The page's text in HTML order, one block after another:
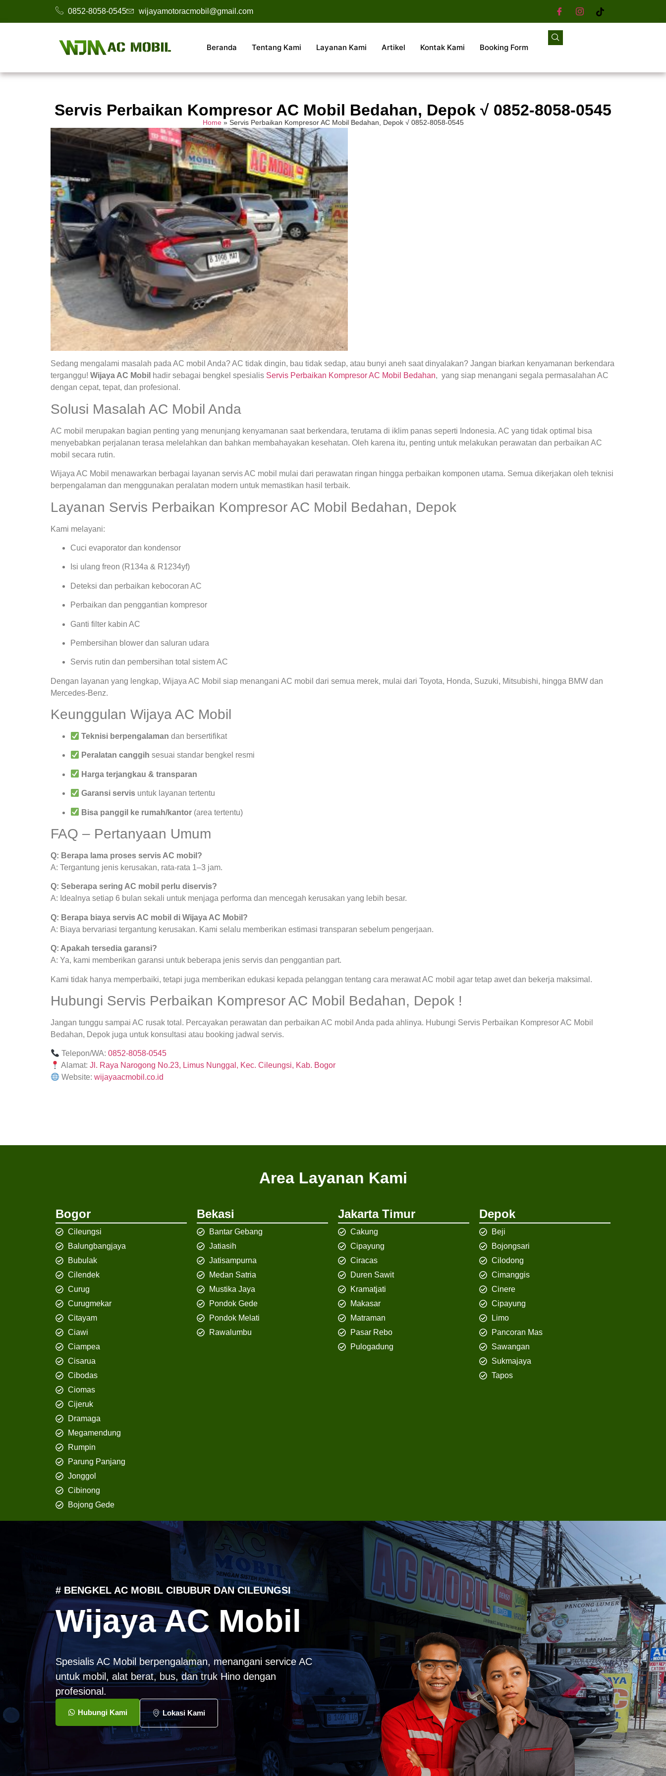
0852-8058-0545 wijayamotoracmobil@gmail.com
Beranda Tentang Kami Layanan Kami Artikel Kontak Kami Booking Form
Servis Perbaikan Kompresor AC Mobil Bedahan, Depok √ 0852-8058-0545
Home» Servis Perbaikan Kompresor AC Mobil Bedahan, Depok √ 0852-8058-0545
Sedang mengalami masalah pada AC mobil Anda? AC tidak dingin, bau tidak sedap, atau bunyi aneh saat dinyalakan? Jangan biarkan kenyamanan berkendara
terganggu! Wijaya AC Mobil hadir sebagai bengkel spesialis Servis Perbaikan Kompresor AC Mobil Bedahan, yang siap menangani segala permasalahan AC
dengan cepat, tepat, dan profesional.
Solusi Masalah AC Mobil Anda
AC mobil merupakan bagian penting yang menunjang kenyamanan saat berkendara, terutama di iklim panas seperti Indonesia. AC yang tidak optimal bisa
menyebabkan perjalanan terasa melelahkan dan bahkan membahayakan kesehatan. Oleh karena itu, penting untuk melakukan perawatan dan perbaikan AC
mobil secara rutin.
Wijaya AC Mobil menawarkan berbagai layanan servis AC mobil mulai dari perawatan ringan hingga perbaikan komponen utama. Semua dikerjakan oleh teknisi
berpengalaman dan menggunakan peralatan modern untuk memastikan hasil terbaik.
Layanan Servis Perbaikan Kompresor AC Mobil Bedahan, Depok
Kami melayani:
Cuci evaporator dan kondensor
Isi ulang freon (R134a & R1234yf)
Deteksi dan perbaikan kebocoran AC
Perbaikan dan penggantian kompresor
Ganti filter kabin AC
Pembersihan blower dan saluran udara
Servis rutin dan pembersihan total sistem AC
Dengan layanan yang lengkap, Wijaya AC Mobil siap menangani AC mobil dari semua merek, mulai dari Toyota, Honda, Suzuki, Mitsubishi, hingga BMW dan
Mercedes-Benz.
Keunggulan Wijaya AC Mobil
Teknisi berpengalaman dan bersertifikat
Peralatan canggih sesuai standar bengkel resmi
Harga terjangkau & transparan
Garansi servis untuk layanan tertentu
Bisa panggil ke rumah/kantor (area tertentu)
FAQ – Pertanyaan Umum
Q: Berapa lama proses servis AC mobil?
A: Tergantung jenis kerusakan, rata-rata 1–3 jam.
Q: Seberapa sering AC mobil perlu diservis?
A: Idealnya setiap 6 bulan sekali untuk menjaga performa dan mencegah kerusakan yang lebih besar.
Q: Berapa biaya servis AC mobil di Wijaya AC Mobil?
A: Biaya bervariasi tergantung kerusakan. Kami selalu memberikan estimasi transparan sebelum pengerjaan.
Q: Apakah tersedia garansi?
A: Ya, kami memberikan garansi untuk beberapa jenis servis dan penggantian part.
Kami tidak hanya memperbaiki, tetapi juga memberikan edukasi kepada pelanggan tentang cara merawat AC mobil agar tetap awet dan bekerja maksimal.
Hubungi Servis Perbaikan Kompresor AC Mobil Bedahan, Depok !
Jangan tunggu sampai AC rusak total. Percayakan perawatan dan perbaikan AC mobil Anda pada ahlinya. Hubungi Servis Perbaikan Kompresor AC Mobil
Bedahan, Depok juga untuk konsultasi atau booking jadwal servis.
Telepon/WA:0852-8058-0545
Alamat:Jl. Raya Narogong No.23, Limus Nunggal, Kec. Cileungsi, Kab. Bogor
Website:wijayaacmobil.co.id
Area Layanan Kami
Bogor
Cileungsi
Balungbangjaya
Bubulak
Cilendek
Curug
Curugmekar
Citayam
Ciawi
Ciampea
Cisarua
Cibodas
Ciomas
Cijeruk
Dramaga
Megamendung
Rumpin
Parung Panjang
Jonggol
Cibinong
Bojong Gede
Bekasi
Bantar Gebang
Jatiasih
Jatisampurna
Medan Satria
Mustika Jaya
Pondok Gede
Pondok Melati
Rawalumbu
Jakarta Timur
Cakung
Cipayung
Ciracas
Duren Sawit
Kramatjati
Makasar
Matraman
Pasar Rebo
Pulogadung
Depok
Beji
Bojongsari
Cilodong
Cimanggis
Cinere
Cipayung
Limo
Pancoran Mas
Sawangan
Sukmajaya
Tapos
# BENGKEL AC MOBIL CIBUBUR DAN CILEUNGSI
Wijaya AC Mobil
Spesialis AC Mobil berpengalaman, menangani service AC
untuk mobil, alat berat, bus, dan truk Hino dengan
profesional.
Hubungi Kami Lokasi Kami